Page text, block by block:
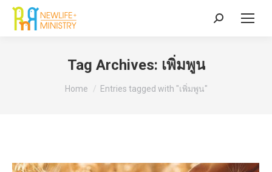
Search:
Tag Archives: เพิ่มพูน
You are here:
Home Entries tagged with "เพิ่มพูน"